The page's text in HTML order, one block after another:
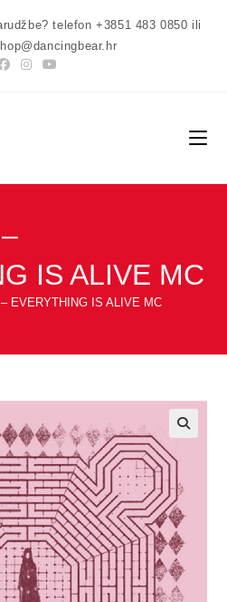
telefon +3851 483 0850 ili
IS ALIVE MC
EVERYTHING IS ALIVE MC